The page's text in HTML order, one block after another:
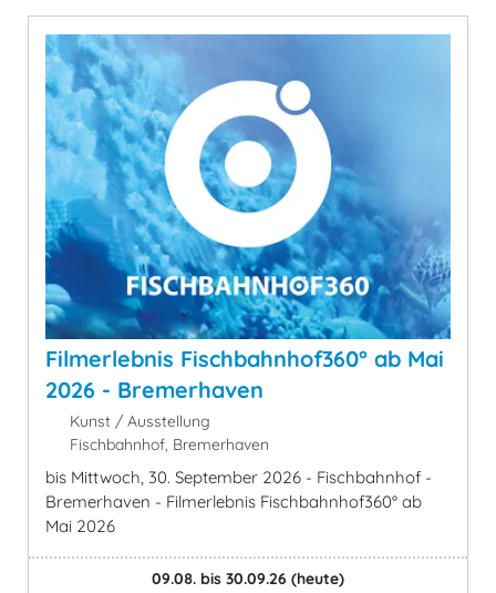
Filmerlebnis Fischbahnhof360° ab Mai
2026 - Bremerhaven
Kunst / Ausstellung
Fischbahnhof, Bremerhaven
bis Mittwoch, 30. September 2026 - Fischbahnhof -
Bremerhaven - Filmerlebnis Fischbahnhof360° ab
Mai 2026
09.08. bis 30.09.26 (heute)